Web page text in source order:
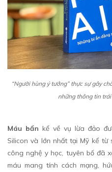
“Người hùng ý tưởng” thực sự gây
những thông tin
Máu bẩn kể về vụ lừa đảo
Silicon và lớn nhất tại Mỹ kể từ
công nghệ y học, tuyên bố đã
máu mang tính cách mạng,